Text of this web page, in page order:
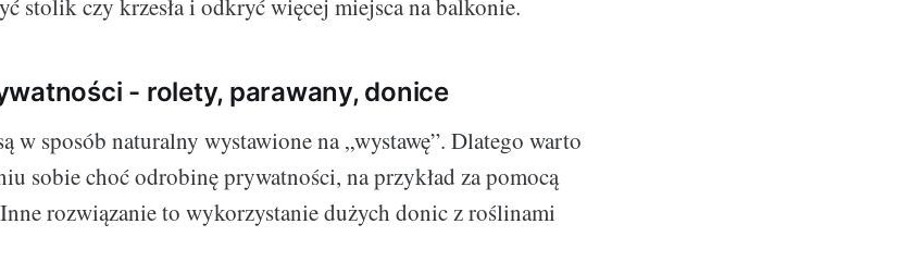
stolik czy krzesła i odkryć więcej miejsca na balkonie.
- rolety, parawany, donice
w sposób naturalny wystawione na „wystawę”. Dlatego warto
sobie choć odrobinę prywatności, na przykład za pomocą
rozwiązanie to wykorzystanie dużych donic z roślinami